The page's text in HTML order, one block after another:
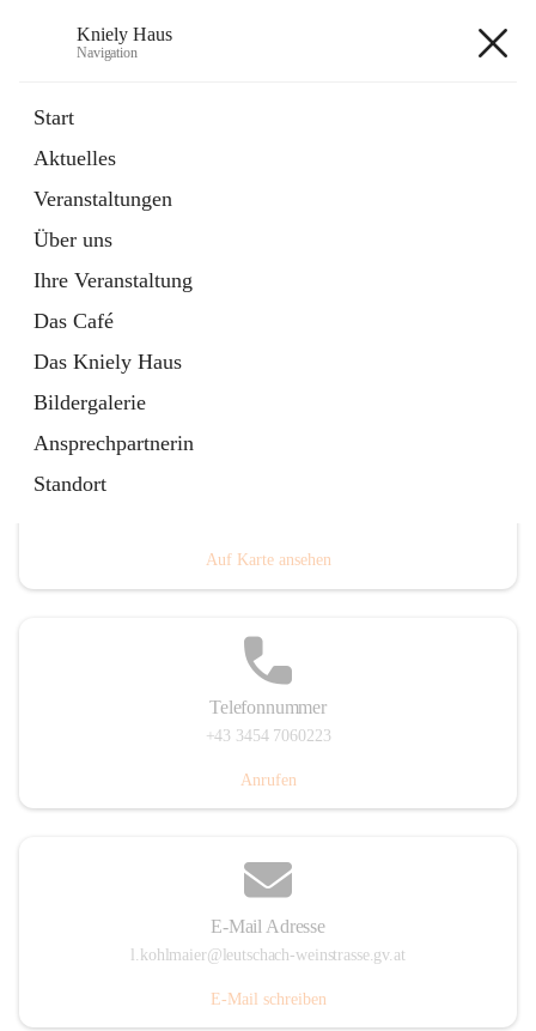
Kniely Haus
Navigation
Start
Aktuelles
Veranstaltungen
Über uns
Ihre Veranstaltung
Das Café
Das Kniely Haus
Bildergalerie
Ansprechpartnerin
Standort
Externe Webseite
in
Tab
Ö-Ticket
Externe Webseite
öffnet
in
neuem
Tab
Arnfelser Straße 10, 8463 Leutschach an der Weinstraße,
Auf Karte ansehen
Telefonnummer
+43 3454 7060223
Anrufen
E-Mail Adresse
l.kohlmaier@leutschach-weinstrasse.gv.at
E-Mail schreiben